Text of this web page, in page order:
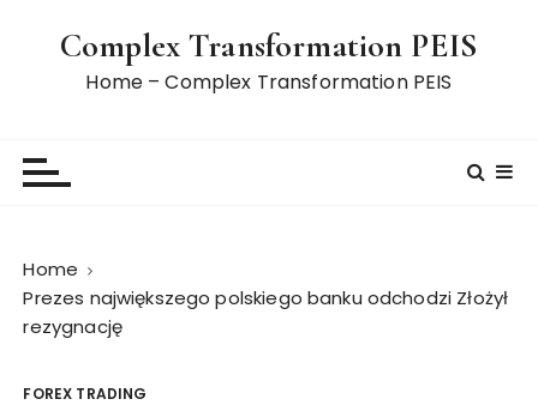
Complex Transformation PEIS
Home – Complex Transformation PEIS
Home
Prezes największego polskiego banku odchodzi Złożył
rezygnację
FOREX TRADING